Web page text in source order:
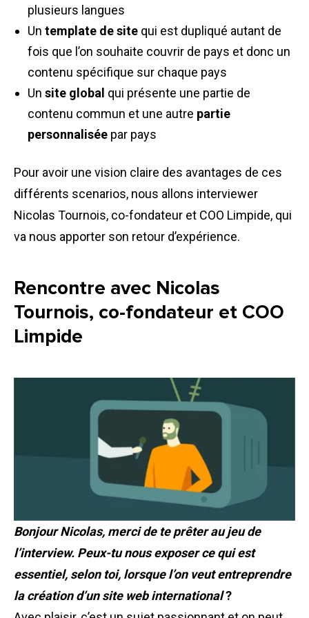
plusieurs langues
Un template de site qui est dupliqué autant de
fois que l’on souhaite couvrir de pays et donc un
contenu spécifique sur chaque pays
Un site global qui présente une partie de
contenu commun et une autre partie
personnalisée par pays
Pour avoir une vision claire des avantages de ces
différents scenarios, nous allons interviewer
Nicolas Tournois, co-fondateur et COO Limpide, qui
va nous apporter son retour d’expérience.
Rencontre avec Nicolas
Tournois, co-fondateur et COO
Limpide
Bonjour Nicolas, merci de te prêter au jeu de
l’interview. Peux-tu nous exposer ce qui est
essentiel, selon toi, lorsque l’on veut entreprendre
la création d’un site web international?